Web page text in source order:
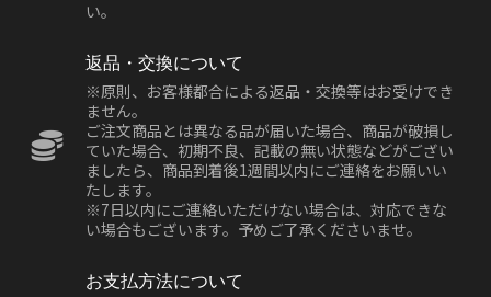
い。
返品・交換について
※原則、お客様都合による返品・交換等はお受けでき
ません。
ご注文商品とは異なる品が届いた場合、商品が破損し
ていた場合、初期不良、記載の無い状態などがござい
ましたら、商品到着後1週間以内にご連絡をお願いい
たします。
※7日以内にご連絡いただけない場合は、対応できな
い場合もございます。予めご了承くださいませ。
お支払方法について